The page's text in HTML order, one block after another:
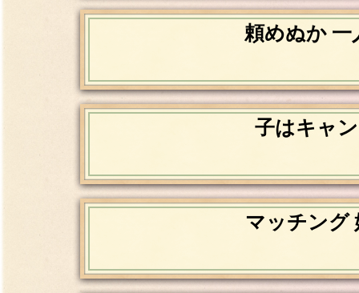
頼めぬか 一
子はキャ
マッチング